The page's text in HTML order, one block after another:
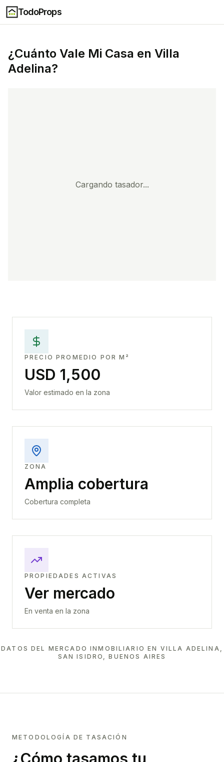
TodoProps
¿Cuánto Vale Mi Casa en Villa
Adelina?
Cargando tasador...
PRECIO PROMEDIO POR M²
USD 1,500
Valor estimado en la zona
ZONA
Amplia cobertura
Cobertura completa
PROPIEDADES ACTIVAS
Ver mercado
En venta en la zona
DATOS DEL MERCADO INMOBILIARIO EN VILLA ADELINA,
SAN ISIDRO, BUENOS AIRES
METODOLOGÍA DE TASACIÓN